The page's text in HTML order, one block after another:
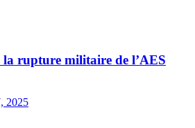
rupture militaire de l’AES
2025